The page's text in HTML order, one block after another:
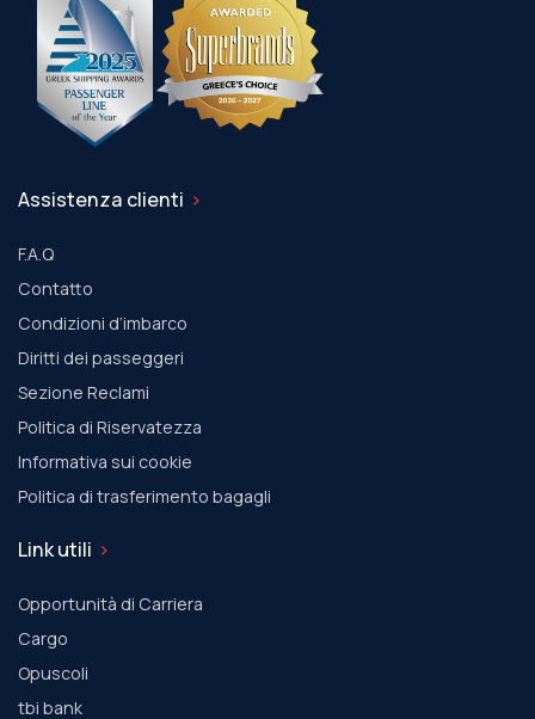
Assistenza clienti
F.A.Q
Contatto
Condizioni d’imbarco
Diritti dei passeggeri
Sezione Reclami
Politica di Riservatezza
Informativa sui cookie
Politica di trasferimento bagagli
Link utili
Opportunità di Carriera
Cargo
Οpuscoli
tbi bank